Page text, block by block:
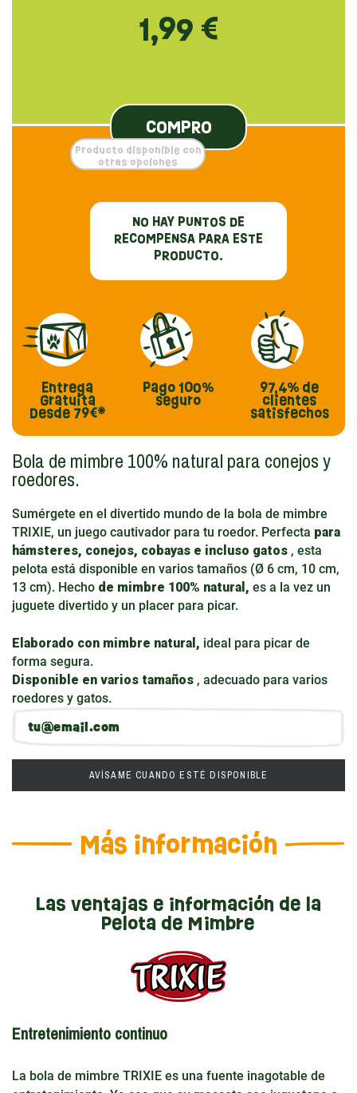
1,99 €
NO HAY PUNTOS DE
RECOMPENSA PARA ESTE
PRODUCTO.
COMPRO
Producto disponible con
otras opciones
Entrega
Gratuita
Desde 79€*
Pago 100%
seguro
97,4% de
clientes
satisfechos
Bola de mimbre 100% natural para conejos y
roedores.
Sumérgete en el divertido mundo de la bola de mimbre
TRIXIE, un juego cautivador para tu roedor. Perfecta para
hámsteres, conejos, cobayas e incluso gatos , esta
pelota está disponible en varios tamaños (Ø 6 cm, 10 cm,
13 cm). Hecho de mimbre 100% natural, es a la vez un
juguete divertido y un placer para picar.
Elaborado con mimbre natural, ideal para picar de
forma segura.
Disponible en varios tamaños , adecuado para varios
roedores y gatos.
AVÍSAME CUANDO ESTÉ DISPONIBLE
Más información
Las ventajas e información de la
Pelota de Mimbre
Entretenimiento continuo
La bola de mimbre TRIXIE es una fuente inagotable de